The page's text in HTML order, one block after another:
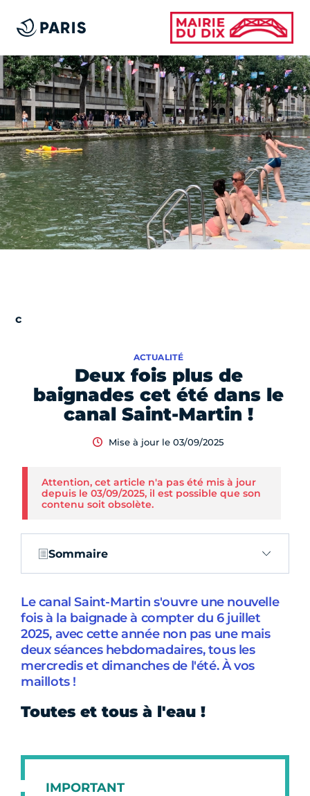
Deux fois plus de
baignades cet été dans le
canal Saint-Martin !
ACTUALITÉ
Mise à jour le 03/09/2025
Attention, cet article n'a pas été mis à jour
depuis le 03/09/2025, il est possible que son
contenu soit obsolète.
Sommaire
Le canal Saint-Martin s'ouvre une nouvelle
fois à la baignade à compter du 6 juillet
2025, avec cette année non pas une mais
deux séances hebdomadaires, tous les
mercredis et dimanches de l'été. À vos
maillots !
Toutes et tous à l'eau !
IMPORTANT